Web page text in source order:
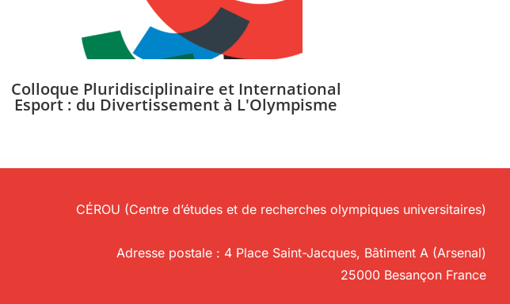
Colloque Pluridisciplinaire et International
Esport : du Divertissement à L'Olympisme
CÉROU (Centre d’études et de recherches olympiques universitaires)
Adresse postale : 4 Place Saint-Jacques, Bâtiment A (Arsenal)
25000 Besançon France